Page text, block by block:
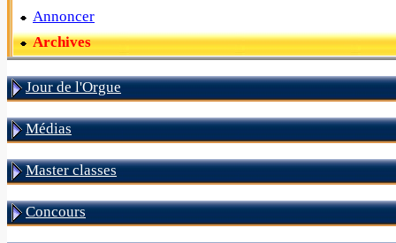
Annoncer
Archives
Jour de l'Orgue
Médias
Master classes
Concours